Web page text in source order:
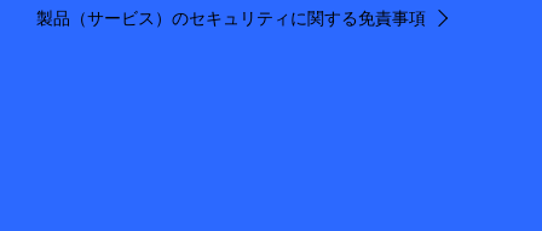
製品（サービス）のセキュリティに関する免責事項